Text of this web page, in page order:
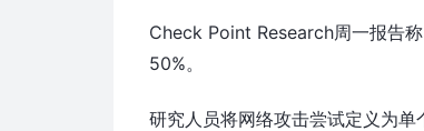
Check Point Research周一报告
50%。
研究人员将网络攻击尝试定义为